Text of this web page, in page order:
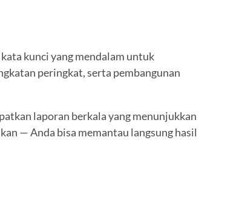
kunci yang mendalam untuk
peringkat, serta pembangunan
laporan berkala yang menunjukkan
— Anda bisa memantau langsung hasil